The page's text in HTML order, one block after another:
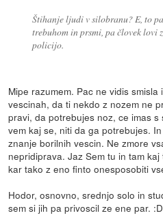
Štihanje ljudi v silobranu? E, to
trebuhom in prsmi, pa človek lovi
policijo.
Mipe razumem. Pac ne vidis
vescinah, da ti nekdo z nozem ne
pravi, da potrebujes noz, ce imas
vem kaj se, niti da ga potrebujes.
znanje borilnih vescin. Ne zmore
nepridiprava. Jaz Sem tu in tam
kar tako z eno finto onesposobiti
Hodor, osnovno, srednjo solo in
sem si jih pa privoscil ze ene par. :D